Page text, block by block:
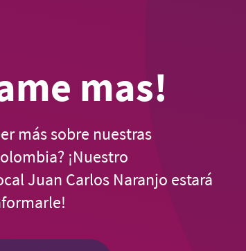
mas!
más sobre nuestras
¡Nuestro
Juan Carlos Naranjo estará